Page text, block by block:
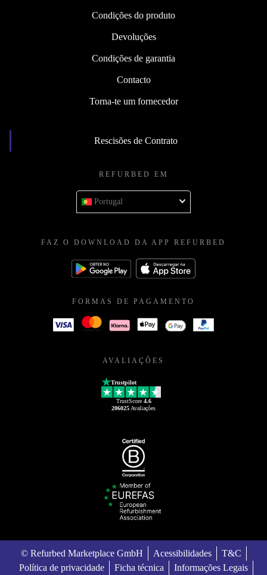
Condições do produto
Devoluções
Condições de garantia
Contacto
Torna-te um fornecedor
Rescisões de Contrato
REFURBED EM
Portugal
FAZ O DOWNLOAD DA APP REFURBED
FORMAS DE PAGAMENTO
AVALIAÇÕES
Trustpilot
TrustScore 4.6
206025 Avaliações
© Refurbed Marketplace GmbH Acessibilidades
T&C
Política de privacidade
Ficha técnica Informações Legais